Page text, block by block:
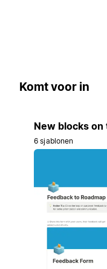
Komt voor in
New blocks on
6 sjablonen